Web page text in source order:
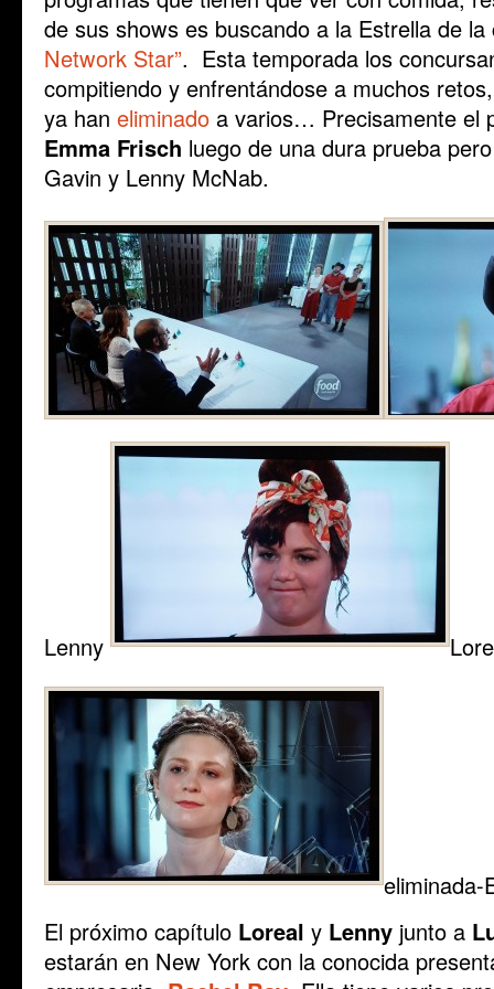
de sus shows es buscando a la Estrella de
Network Star”. Esta temporada los
compitiendo y enfrentándose a muchos
ya han eliminado a varios… Precisamente el
Emma Frisch luego de una dura prueba
Gavin y Lenny McNab.
Lenny
eliminada-
El próximo capítulo Loreal y Lenny junto a
estarán en New York con la conocida